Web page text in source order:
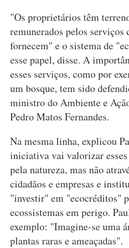
"Os proprietários têm
remunerados pelos serviços
fornecem" e o sistema de
esse papel, disse. A
esses serviços, como por
um bosque, tem sido
ministro do Ambiente e
Pedro Matos Fernandes.
Na mesma linha, explicou
iniciativa vai valorizar
pela natureza, mas não
cidadãos e empresas e
"investir" em "ecocréditos"
ecossistemas em perigo.
exemplo: "Imagine-se uma
plantas raras e ameaçadas".